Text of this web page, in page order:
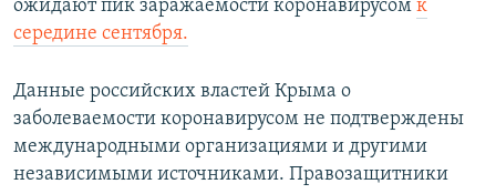
ожидают пик заражаемости коронавирусом к
середине сентября.
Данные российских властей Крыма о
заболеваемости коронавирусом не подтверждены
международными организациями и другими
независимыми источниками. Правозащитники